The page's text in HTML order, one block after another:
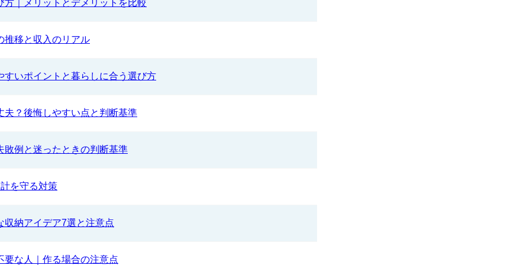
｜メリットとデメリットを比較
推移と収入のリアル
いポイントと暮らしに合う選び方
夫？後悔しやすい点と判断基準
敗例と迷ったときの判断基準
を守る対策
収納アイデア7選と注意点
要な人｜作る場合の注意点